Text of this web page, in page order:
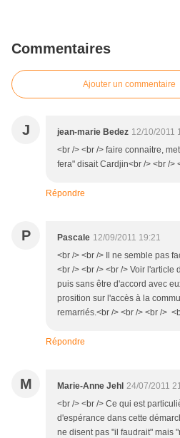
Commentaires
Ajouter un commentaire
J jean-marie Bedez 12/10/2011
<br /> <br /> faire connaitre,
fera" disait Cardjin<br /> <br />
Répondre
P Pascale 12/09/2011 19:21
<br /> <br /> Il ne semble pas
<br /> <br /> <br /> Voir l'article
puis sans être d'accord avec
prosition sur l'accès à la
remarriés.<br /> <br /> <br />
Répondre
M Marie-Anne Jehl 24/07/2011
<br /> <br /> Ce qui est
d'espérance dans cette
ne disent pas "il faudrait" mais